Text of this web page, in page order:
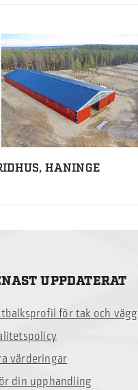
HANINGE
UPPDATERAT
för tak och vägg
värderingar
din upphandling